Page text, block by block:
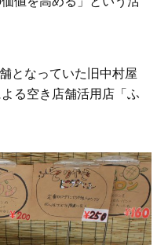
となっていた旧中村屋
る空き店舗活用店「ふ